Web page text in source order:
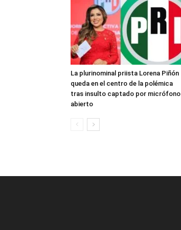
La plurinominal priista Lorena Piñón
queda en el centro de la polémica
tras insulto captado por micrófono
abierto